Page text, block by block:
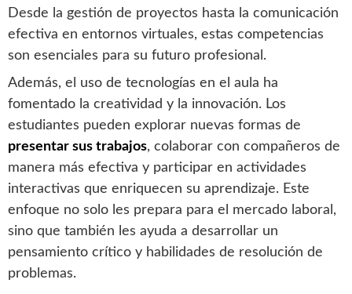
Desde la gestión de proyectos hasta la comunicación
efectiva en entornos virtuales, estas competencias
son esenciales para su futuro profesional.
Además, el uso de tecnologías en el aula ha
fomentado la creatividad y la innovación. Los
estudiantes pueden explorar nuevas formas de
presentar sus trabajos, colaborar con compañeros de
manera más efectiva y participar en actividades
interactivas que enriquecen su aprendizaje. Este
enfoque no solo les prepara para el mercado laboral,
sino que también les ayuda a desarrollar un
pensamiento crítico y habilidades de resolución de
problemas.